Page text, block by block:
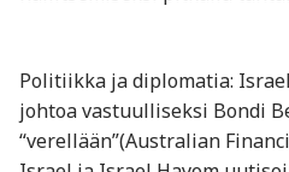
Politiikka ja diplomatia:
johtoa vastuulliseksi Bondi
“verellään”(Australian